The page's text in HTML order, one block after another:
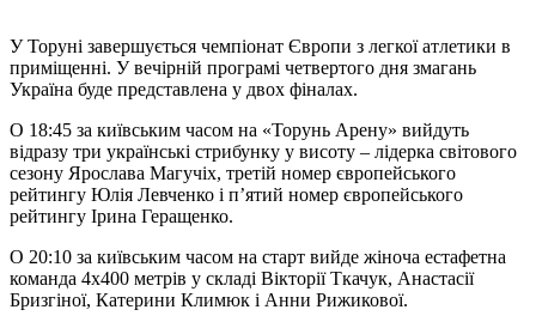
У Торуні завершується чемпіонат Європи з легкої атлетики в
приміщенні. У вечірній програмі четвертого дня змагань
Україна буде представлена у двох фіналах.
О 18:45 за київським часом на «Торунь Арену» вийдуть
відразу три українські стрибунку у висоту – лідерка світового
сезону Ярослава Магучіх, третій номер європейського
рейтингу Юлія Левченко і п’ятий номер європейського
рейтингу Ірина Геращенко.
О 20:10 за київським часом на старт вийде жіноча естафетна
команда 4х400 метрів у складі Вікторії Ткачук, Анастасії
Бризгіної, Катерини Климюк і Анни Рижикової.